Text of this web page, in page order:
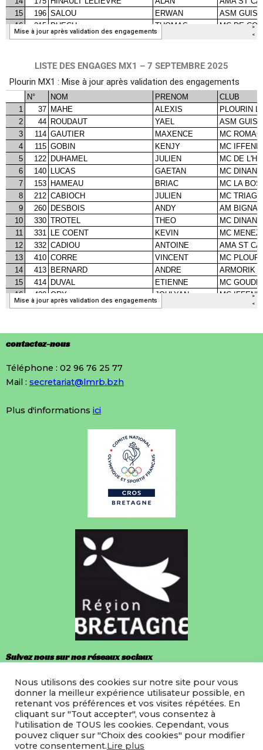
LISTE DES ENGAGES MX1 – 7 SEPTEMBRE 2025
contactez-nous
Téléphone : 02 96 76 25 77
Mail : secretariat@lmrb.bzh
Plus d'informations ici
Suivez nous sur nos réseaux sociaux
Facebook
Instagram
Nous utilisons des cookies sur notre site pour vous
donner la meilleur expérience utilisateur possible, en
retenant vos préférences et vos visites répétées. En
cliquant sur "Tout accepter", vous consentez à
l'utilisation de TOUS les cookies. Cependant, vous
pouvez cliquer sur "Choix des cookies" pour modifier
votre consentement.Lire plus